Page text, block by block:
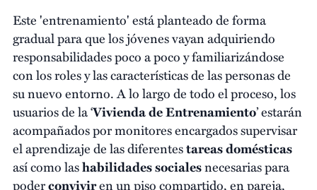
Este 'entrenamiento' está planteado de forma
gradual para que los jóvenes vayan adquiriendo
responsabilidades poco a poco y familiarizándose
con los roles y las características de las personas de
su nuevo entorno. A lo largo de todo el proceso, los
usuarios de la ‘Vivienda de Entrenamiento’ estarán
acompañados por monitores encargados supervisar
el aprendizaje de las diferentestareas domésticas
así como lashabilidades socialesnecesarias para
poderconviviren un piso compartido, en pareja,